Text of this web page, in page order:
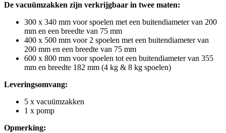
De vacuümzakken zijn verkrijgbaar in twee maten:
300 x 340 mm voor spoelen met een buitendiameter van 200
mm en een breedte van 75 mm
400 x 500 mm voor 2 spoelen met een buitendiameter van
200 mm en een breedte van 75 mm
600 x 800 mm voor spoelen tot een buitendiameter van 355
mm en breedte 182 mm (4 kg & 8 kg spoelen)
Leveringsomvang:
5 x vacuümzakken
1 x pomp
Opmerking: